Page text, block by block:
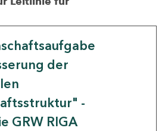
der
-
GRW RIGA